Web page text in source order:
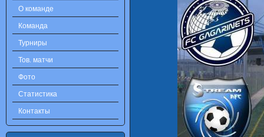
О команде
Команда
Турниры
Тов. матчи
Фото
Статистика
Контакты